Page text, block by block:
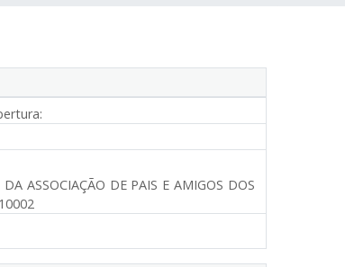
ASSOCIAÇÃO DE PAIS E AMIGOS DOS